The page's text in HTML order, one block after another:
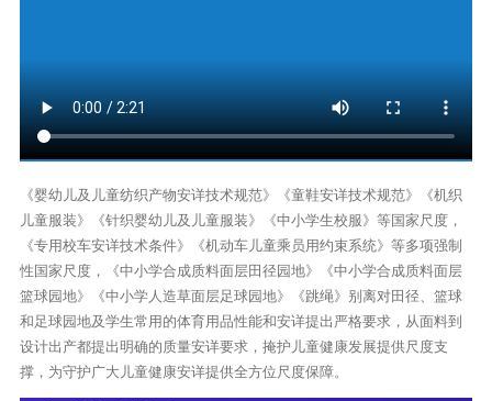
《婴幼儿及儿童纺织产物安详技术规范》《童鞋安详技术规范》《机织
儿童服装》《针织婴幼儿及儿童服装》《中小学生校服》等国家尺度，
《专用校车安详技术条件》《机动车儿童乘员用约束系统》等多项强制
性国家尺度，《中小学合成质料面层田径园地》《中小学合成质料面层
篮球园地》《中小学人造草面层足球园地》《跳绳》别离对田径、篮球
和足球园地及学生常用的体育用品性能和安详提出严格要求，从面料到
设计出产都提出明确的质量安详要求，掩护儿童健康发展提供尺度支
撑，为守护广大儿童健康安详提供全方位尺度保障。